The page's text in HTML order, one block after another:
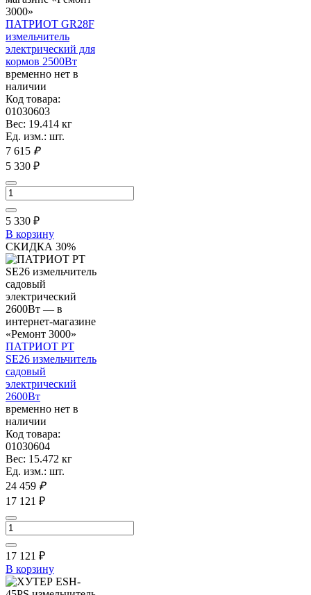
ПАТРИОТ GR28F
измельчитель
электрический для
кормов 2500Вт
временно нет в
наличии
Код товара:
01030603
Вес: 19.414 кг
Ед. изм.: шт.
7 615 ₽
5 330 ₽
5 330 ₽
В корзину
СКИДКА 30%
ПАТРИОТ PT
SE26 измельчитель
садовый
электрический
2600Вт
временно нет в
наличии
Код товара:
01030604
Вес: 15.472 кг
Ед. изм.: шт.
24 459 ₽
17 121 ₽
17 121 ₽
В корзину